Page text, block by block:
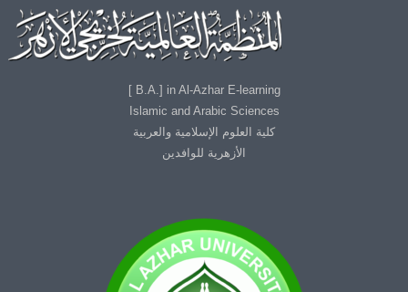
B.A.] in Al-Azhar E-learning ]
Islamic and Arabic Sciences
كلية العلوم الإسلامية والعربية
الأزهرية للوافدين